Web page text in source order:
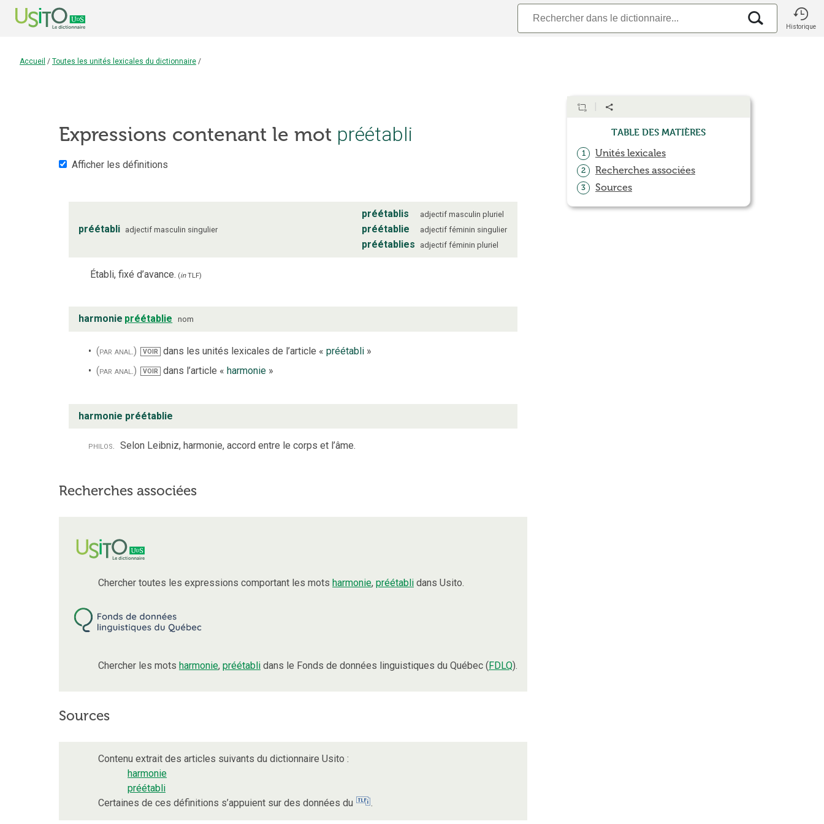
Historique
Accueil / Toutes les unités lexicales du dictionnaire /
Expressions contenant le mot préétabli
Afficher les définitions
préétabli adjectif masculin singulier
préétablis adjectif masculin pluriel
préétablie adjectif féminin singulier
préétablies adjectif féminin pluriel
Établi, fixé d’avance. (inTLF)
harmonie préétablie nom
(par anal.) VOIR dans les unités lexicales de l’article « préétabli»
(par anal.)
VOIR dans l’article « harmonie»
harmonie préétablie
philos. Selon Leibniz, harmonie, accord entre le corps et l’âme.
Recherches associées
Chercher toutes les expressions comportant les mots harmonie, préétabli dans Usito.
Chercher les mots harmonie, préétabli dans le Fonds de données linguistiques du Québec (FDLQ).
Sources
Contenu extrait des articles suivants du dictionnaire Usito :
harmonie
préétabli
Certaines de ces définitions s’appuient sur des données du
.
Table des matières
1 Unités lexicales
2 Recherches associées
3 Sources